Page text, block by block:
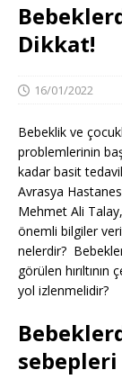
Dikkat!
16/01/2022
Bebeklik ve
problemlerinin
kadar basit
Avrasya
Mehmet Ali Talay,
önemli bilgiler
nelerdir?
görülen hırıltının
yol izlenmelidir?